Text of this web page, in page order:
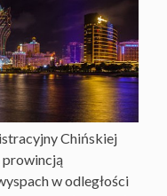
Chińskiej
prowincją
w odległości